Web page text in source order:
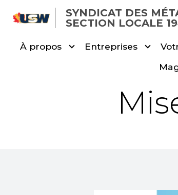
content
SYNDICAT DES
SECTION LOCALE
À propos Entreprises